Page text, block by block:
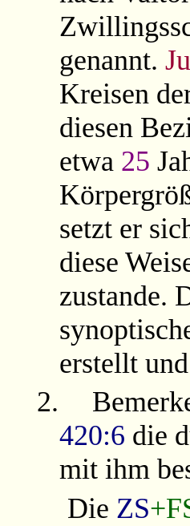
genannt.
Kreisen
diesen
etwa 25
setzt er
diese
zustande.
erstellt
2.
420:6 die
mit ihm
Die ZS